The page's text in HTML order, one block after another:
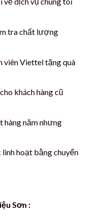
tra chất lượng
viên Viettel tặng quà
khách hàng cũ
hàng năm nhưng
hoạt bằng chuyển
Sơn :